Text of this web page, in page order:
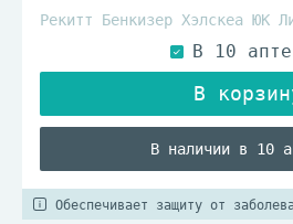
Рекитт Бенкизер Хэлскеа ЮК
В наличии в 10
Обеспечивает защиту от